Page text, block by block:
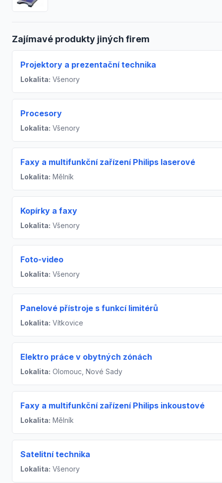
Zajímavé produkty jiných firem
Projektory a prezentační technika
Lokalita: Všenory
Procesory
Lokalita: Všenory
Faxy a multifunkční zařízení Philips laserové
Lokalita: Mělník
Kopírky a faxy
Lokalita: Všenory
Foto-video
Lokalita: Všenory
Panelové přístroje s funkcí limitérů
Lokalita: Vítkovice
Elektro práce v obytných zónách
Lokalita: Olomouc, Nové Sady
Faxy a multifunkční zařízení Philips inkoustové
Lokalita: Mělník
Satelitní technika
Lokalita: Všenory